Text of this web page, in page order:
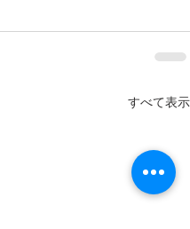
すべて表示